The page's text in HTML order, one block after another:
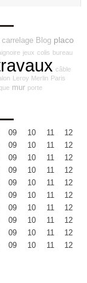
carrelage Blog placo
jeux colis bureau
câble
Leroy Merlin Paris
mur porte
09 10 11
12
09 10 11
12
09 10 11
12
09 10 11
12
09 10 11
12
09 10 11
12
09 10 11
12
09 10 11
12
09 10 11
12
09 10 11 12